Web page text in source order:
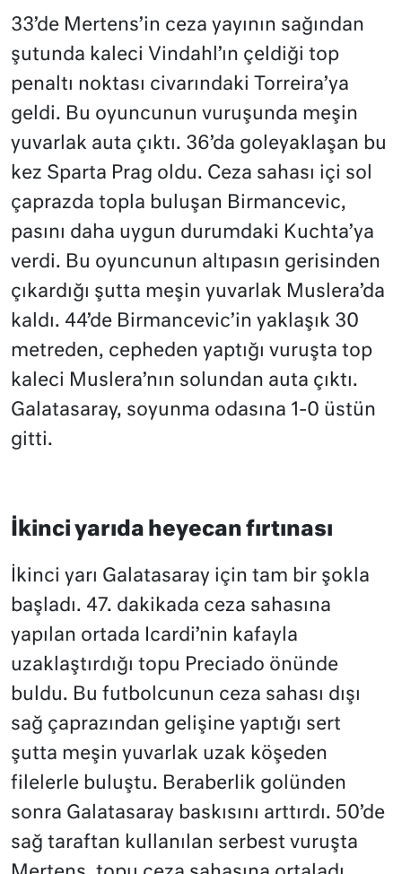
33’de Mertens’in ceza yayının sağından
şutunda kaleci Vindahl’ın çeldiği top
penaltı noktası civarındaki Torreira’ya
geldi. Bu oyuncunun vuruşunda meşin
yuvarlak auta çıktı. 36’da goleyaklaşan bu
kez Sparta Prag oldu. Ceza sahası içi sol
çaprazda topla buluşan Birmancevic,
pasını daha uygun durumdaki Kuchta’ya
verdi. Bu oyuncunun altıpasın gerisinden
çıkardığı şutta meşin yuvarlak Muslera’da
kaldı. 44’de Birmancevic’in yaklaşık 30
metreden, cepheden yaptığı vuruşta top
kaleci Muslera’nın solundan auta çıktı.
Galatasaray, soyunma odasına 1-0 üstün
gitti.
İkinci yarıda heyecan fırtınası
İkinci yarı Galatasaray için tam bir şokla
başladı. 47. dakikada ceza sahasına
yapılan ortada Icardi’nin kafayla
uzaklaştırdığı topu Preciado önünde
buldu. Bu futbolcunun ceza sahası dışı
sağ çaprazından gelişine yaptığı sert
şutta meşin yuvarlak uzak köşeden
filelerle buluştu. Beraberlik golünden
sonra Galatasaray baskısını arttırdı. 50’de
sağ taraftan kullanılan serbest vuruşta